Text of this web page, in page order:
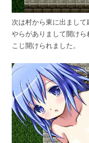
次は村から東に出まし
やらがありまして開け
こじ開けられました。